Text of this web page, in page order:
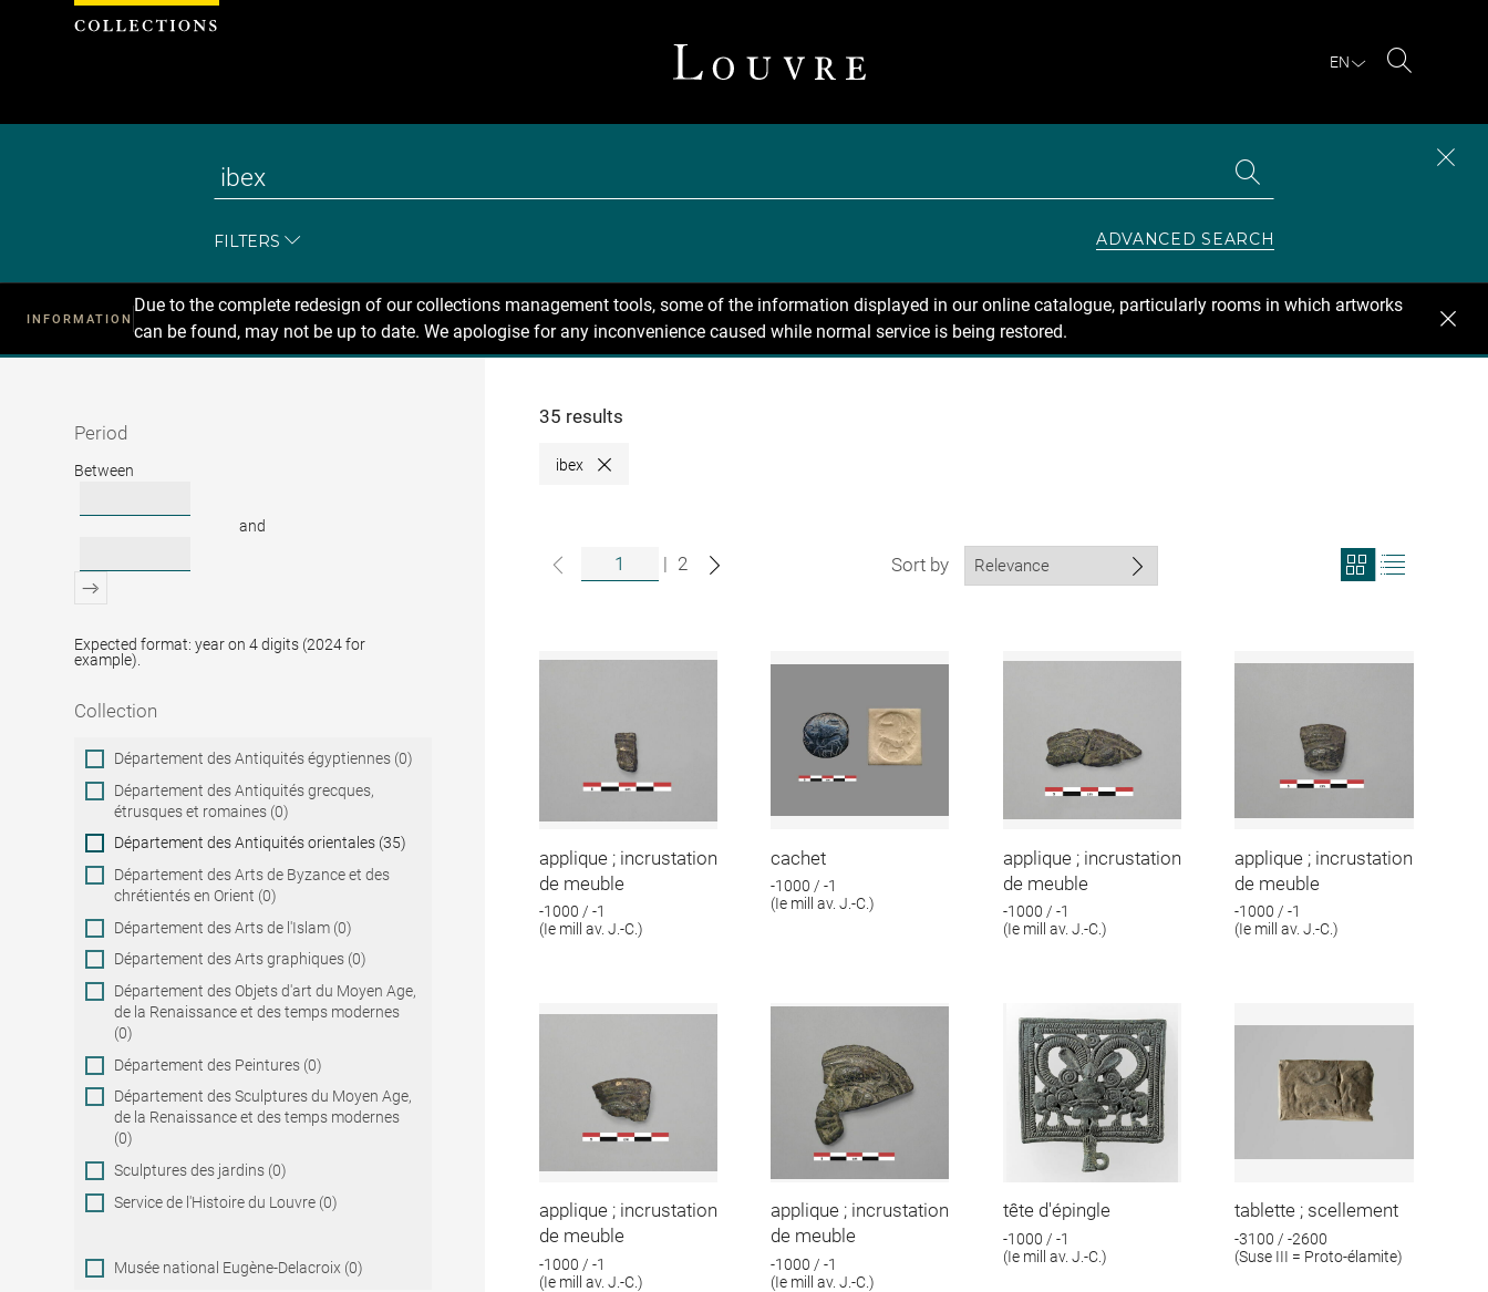
EN
FILTERS ADVANCED SEARCH
INFORMATION
Due to the complete redesign of our collections management tools, some of the information displayed in our online catalogue, particularly rooms in which artworks
can be found, may not be up to date. We apologise for any inconvenience caused while normal service is being restored.
Recherche
Period
Period
Between
and
Expected format: year on 4 digits (2024 for
example).
Collection
Collection
Département des Antiquités égyptiennes (0)
Département des Antiquités grecques,
étrusques et romaines (0)
Département des Antiquités orientales (35)
Département des Arts de Byzance et des
chrétientés en Orient (0)
Département des Arts de l'Islam (0)
Département des Arts graphiques (0)
Département des Objets d'art du Moyen Age,
de la Renaissance et des temps modernes
(0)
Département des Peintures (0)
Département des Sculptures du Moyen Age,
de la Renaissance et des temps modernes
(0)
Sculptures des jardins (0)
Service de l'Histoire du Louvre (0)
Musée national Eugène-Delacroix (0)
35 results
ibex Close
| 2 Sort by
View
search
applique ; incrustation
de meuble
-1000 / -1
(Ie mill av. J.-C.)
cachet
-1000 / -1
(Ie mill av. J.-C.)
applique ; incrustation
de meuble
-1000 / -1
(Ie mill av. J.-C.)
applique ; incrustation
de meuble
-1000 / -1
(Ie mill av. J.-C.)
applique ; incrustation
de meuble
-1000 / -1
(Ie mill av. J.-C.)
applique ; incrustation
de meuble
-1000 / -1
(Ie mill av. J.-C.)
tête d'épingle
-1000 / -1
(Ie mill av. J.-C.)
tablette ; scellement
-3100 / -2600
(Suse III = Proto-élamite)
Cookies management panel